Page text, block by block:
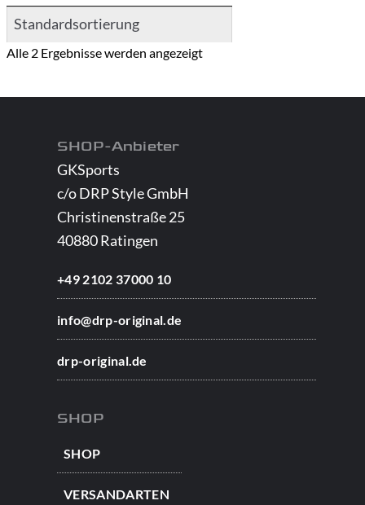
Alle 2 Ergebnisse werden angezeigt
SHOP-Anbieter
GKSports
c/o DRP Style GmbH
Christinenstraße 25
40880 Ratingen
+49 2102 37000 10
info@drp-original.de
drp-original.de
SHOP
SHOP
VERSAND­ARTEN